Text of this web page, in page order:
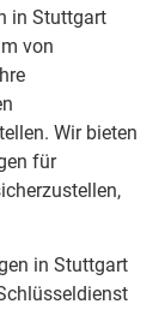
in Stuttgart
von
Wir bieten
für
in Stuttgart